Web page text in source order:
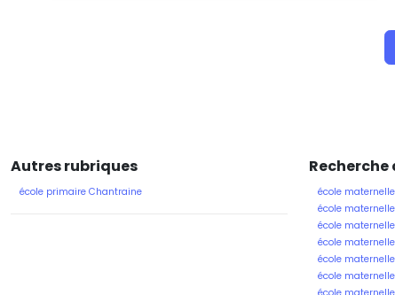
Autres rubriques
école primaire Chantraine
Recherche
école
école
école
école
école
école